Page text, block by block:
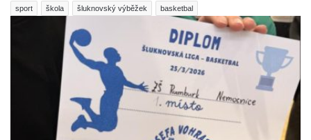
sport škola šluknovský výběžek basketbal